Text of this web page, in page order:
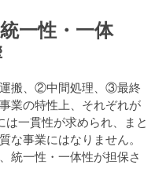
一性・一体
搬、②中間処理、③最終
業の特性上、それぞれが
一貫性が求められ、まと
な事業にはなりません。
統一性・一体性が担保さ